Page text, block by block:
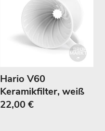
Hario V60
Keramikfilter, weiß
22,00 €